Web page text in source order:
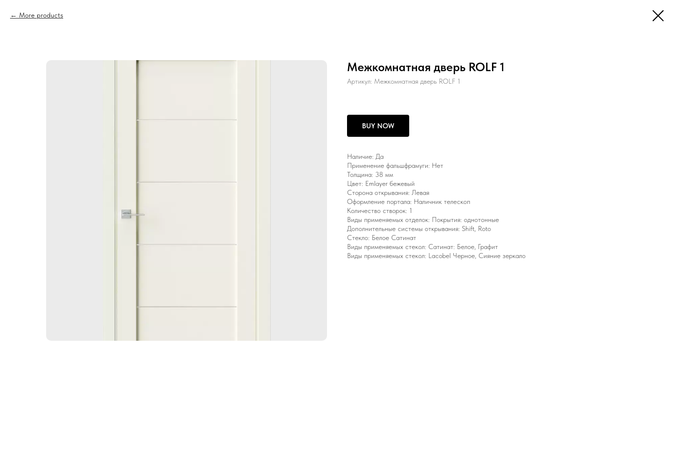
More products
Межкомнатная дверь ROLF 1
Артикул: Межкомнатная дверь ROLF 1
BUY NOW
Наличие: Да
Применение фальшфрамуги: Нет
Толщина: 38 мм
Цвет: Emlayer бежевый
Сторона открывания: Левая
Оформление портала: Наличник телескоп
Количество створок: 1
Виды применяемых отделок: Покрытия: однотонные
Дополнительные системы открывания: Shift, Roto
Стекло: Белое Сатинат
Виды применяемых стекол: Сатинат: Белое, Графит
Виды применяемых стекол: Lacobel Черное, Сияние зеркало